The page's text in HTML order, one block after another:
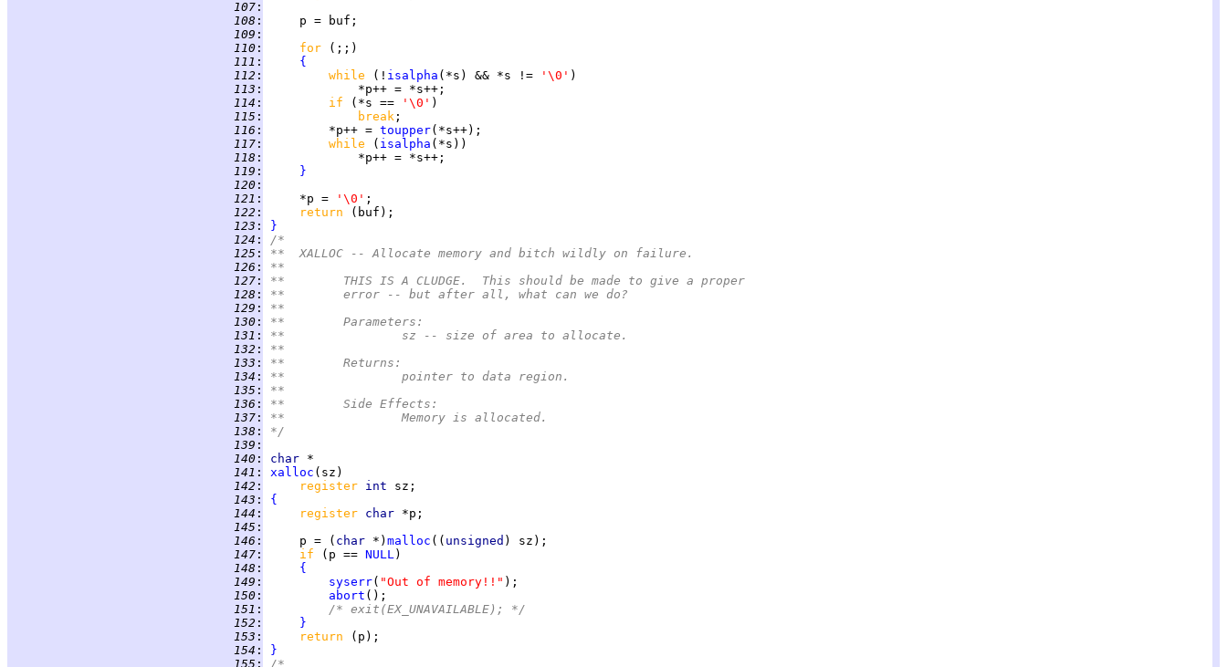
107 :
108 :
109 :
110 : for
111 :
{
112 : while (! isalpha (*s) && *s != '\0'
113 :
114 : if (*s == '\0'
115 : break
116 :
         *p++ =
toupper
117 : while ( isalpha
118 :
119 :
}
120 :
121 :
     *p =
'\0'
122 : return
123 :
}
124 :
/*
125 :
**  XALLOC -- Allocate memory and bitch wildly on failure.
126 :
**
127 :
**	THIS IS A CLUDGE.  This should be made to give a proper
128 :
**	error -- but after all, what can we do?
129 :
**
130 :
**	Parameters:
131 :
**		sz -- size of area to allocate.
132 :
**
133 :
**	Returns:
134 :
**		pointer to data region.
135 :
**
136 :
**	Side Effects:
137 :
**		Memory is allocated.
138 :
*/
139 :
140 : char
141 : xalloc
142 : register int
143 :
{
144 : register char
145 :
146 :
     p = (
char *) malloc (( unsigned
147 : if (p == NULL
148 :
{
149 : syserr( "Out of memory!!"
150 : abort
151 :
/* exit(EX_UNAVAILABLE); */
152 :
}
153 : return
154 :
}
155 :
/*